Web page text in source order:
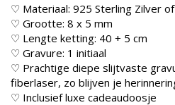
♡ Materiaal: 925 Sterling Zilver
♡ Grootte: 8 x 5 mm
♡ Lengte ketting: 40 + 5 cm
♡ Gravure: 1 initiaal
♡ Prachtige diepe slijtvaste
fiberlaser, zo blijven je
♡ Inclusief luxe cadeaudoosje